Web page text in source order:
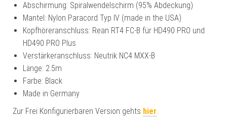
Abschirmung: Spiralwendelschirm (95% Abdeckung)
Mantel: Nylon Paracord Typ IV (made in the USA)
Kopfhöreranschluss: Rean RT4 FC-B für HD490 PRO und
HD490 PRO Plus
Verstärkeranschluss: Neutrik NC4 MXX-B
Länge: 2.5m
Farbe: Black
Made in Germany
Zur Frei Konfigurierbaren Version gehts hier.